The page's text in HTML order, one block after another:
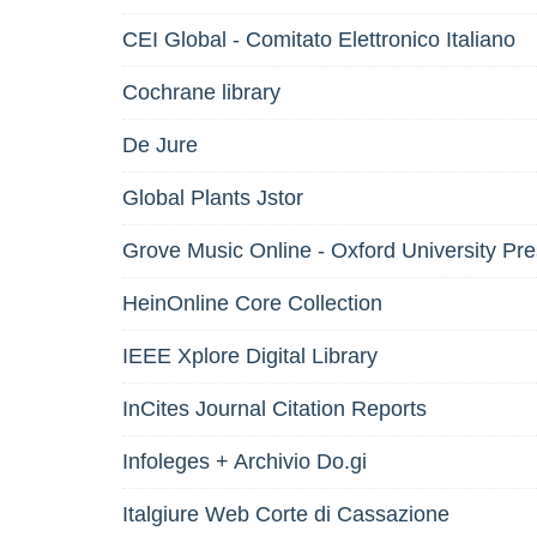
CEI Global - Comitato Elettronico Italiano
Cochrane library
De Jure
Global Plants Jstor
Grove Music Online - Oxford University
HeinOnline Core Collection
IEEE Xplore Digital Library
InCites Journal Citation Reports
Infoleges + Archivio Do.gi
Italgiure Web Corte di Cassazione